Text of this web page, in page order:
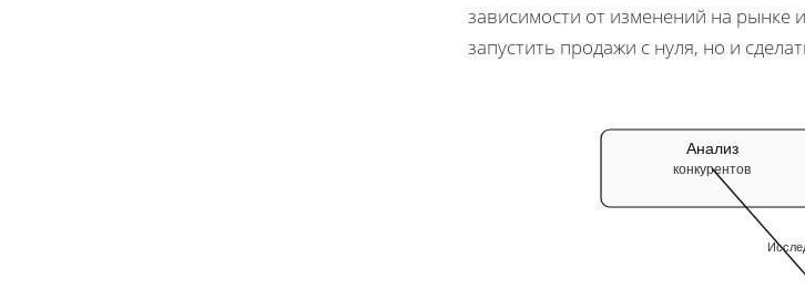
зависимости от изменений на рынке
запустить продажи с нуля, но и
Анализ
конкурентов